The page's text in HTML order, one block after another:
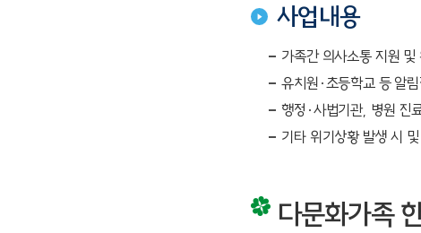
사업내용
가족간 의사소통 지원
유치원·초등학교 등 알
행정·사법기관, 병원 진
기타 위기상황 발생 시
다문화가족